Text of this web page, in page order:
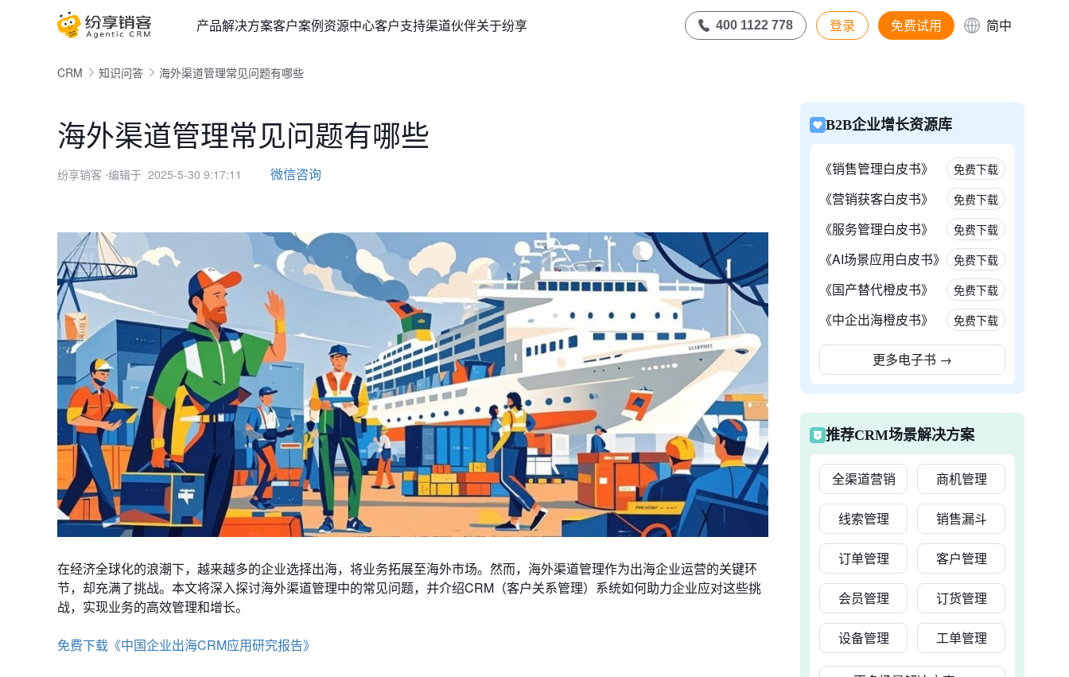
产品解决方案客户案例资源中心客户支持渠道伙伴关于纷享 400 1122 778 登录 免费试用 简中
CRM 知识问答 海外渠道管理常见问题有哪些
海外渠道管理常见问题有哪些
纷享销客 ⋅编辑于 2025-5-30 9:17:11 微信咨询
在经济全球化的浪潮下，越来越多的企业选择出海，将业务拓展至海外市场。然而，海外渠道管理作为出海企业运营的关键环
节，却充满了挑战。本文将深入探讨海外渠道管理中的常见问题，并介绍CRM（客户关系管理）系统如何助力企业应对这些挑
战，实现业务的高效管理和增长。
免费下载《中国企业出海CRM应用研究报告》
B2B企业增长资源库
《销售管理白皮书》 免费下载
《营销获客白皮书》 免费下载
《服务管理白皮书》 免费下载
《AI场景应用白皮书》 免费下载
《国产替代橙皮书》 免费下载
《中企出海橙皮书》 免费下载
更多电子书 →
推荐CRM场景解决方案
全渠道营销 商机管理
线索管理 销售漏斗
订单管理 客户管理
会员管理 订货管理
设备管理 工单管理